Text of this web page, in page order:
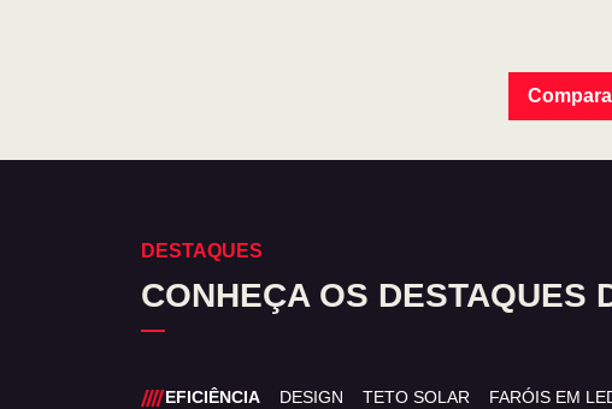
DESTAQUES
CONHEÇA OS DESTAQUES
EFICIÊNCIA DESIGN TETO SOLAR FARÓIS EM